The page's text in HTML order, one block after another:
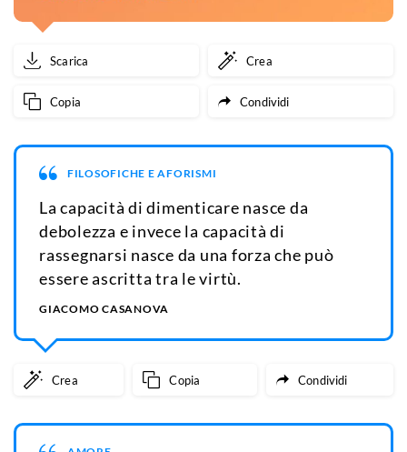
Scarica Crea
Copia Condividi
FILOSOFICHE E AFORISMI
La capacità di dimenticare nasce da
debolezza e invece la capacità di
rassegnarsi nasce da una forza che può
essere ascritta tra le virtù.
GIACOMO CASANOVA
Crea Copia Condividi